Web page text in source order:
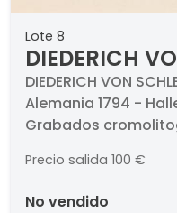
Lote 8
DIEDERICH
DIEDERICH VON
Alemania 1794 -
Grabados
Con paspartú. .
Deutschland" de D.
Precio salida 100 €
no vendido